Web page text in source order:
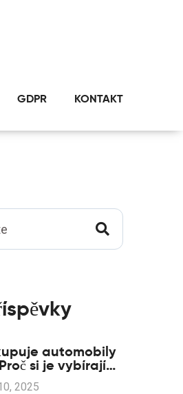
GDPR KONTAKT
automobily
si je vybírají
2025